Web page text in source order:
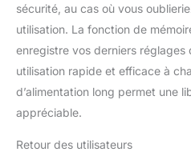
vos
vos
sécurité, au cas où vous
utilisation. La fonction de
enregistre vos derniers
utilisation rapide et efficace à
d’alimentation long permet une
appréciable.
Retour des utilisateurs